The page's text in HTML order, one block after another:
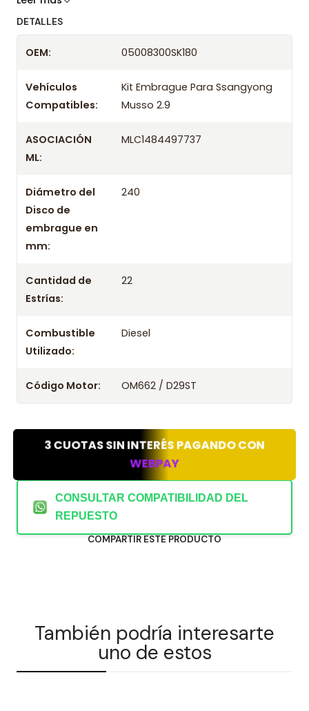
tienda previo correo de confirmación.
DETALLES
OEM: 05008300SK180
Vehículos
Compatibles:
Kit Embrague Para Ssangyong
Musso 2.9
ASOCIACIÓN
ML:
MLC1484497737
Diámetro del
Disco de
embrague en
mm:
240
Cantidad de
Estrías:
22
Combustible
Utilizado:
Diesel
Código Motor: OM662 / D29ST
3 CUOTAS SIN INTERÉS PAGANDO CON
WEBPAY
CONSULTAR COMPATIBILIDAD DEL
REPUESTO
COMPARTIR ESTE PRODUCTO
También podría interesarte
uno de estos